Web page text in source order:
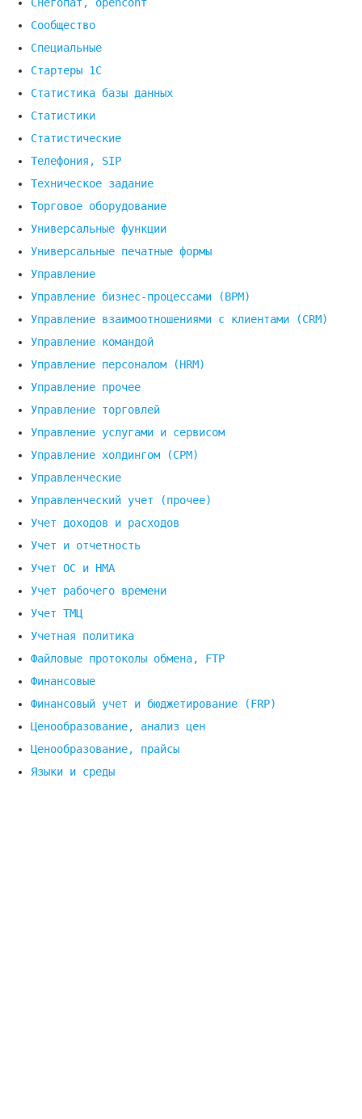
Снегопат, openconf
Сообщество
Специальные
Стартеры 1С
Статистика базы данных
Статистики
Статистические
Телефония, SIP
Техническое задание
Торговое оборудование
Универсальные функции
Универсальные печатные формы
Управление
Управление бизнес-процессами (BPM)
Управление взаимоотношениями с клиентами (СRM)
Управление командой
Управление персоналом (HRM)
Управление прочее
Управление торговлей
Управление услугами и сервисом
Управление холдингом (CPM)
Управленческие
Управленческий учет (прочее)
Учет доходов и расходов
Учет и отчетность
Учет ОС и НМА
Учет рабочего времени
Учет ТМЦ
Учетная политика
Файловые протоколы обмена, FTP
Финансовые
Финансовый учет и бюджетирование (FRP)
Ценообразование, анализ цен
Ценообразование, прайсы
Языки и среды